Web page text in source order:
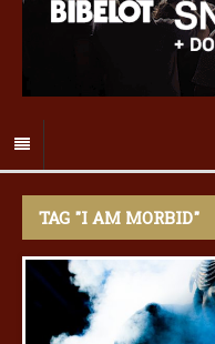
TAG "I AM MORBID"